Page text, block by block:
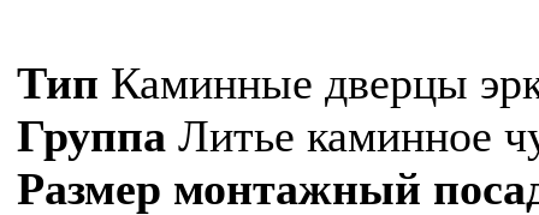
Тип Каминные дверцы
Группа Литье каминное
Размер монтажный